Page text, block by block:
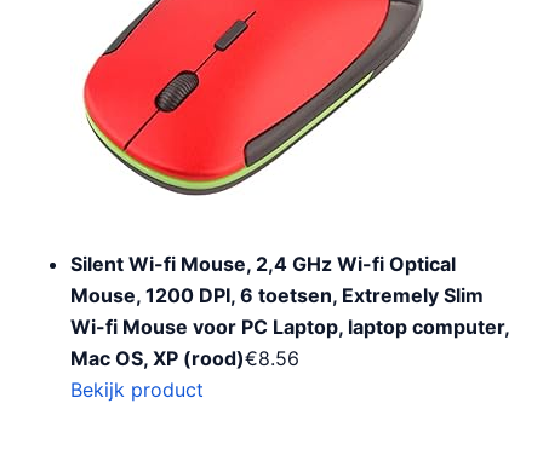
Silent Wi-fi Mouse, 2,4 GHz Wi-fi Optical
Mouse, 1200 DPI, 6 toetsen, Extremely Slim
Wi-fi Mouse voor PC Laptop, laptop computer,
Mac OS, XP (rood)€8.56
Bekijk product